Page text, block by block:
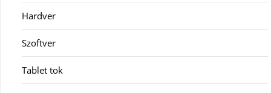
Hardver
Szoftver
Tablet tok